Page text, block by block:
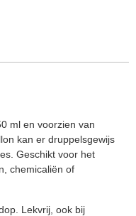
ml en voorzien van
kan er druppelsgewijs
Geschikt voor het
chemicaliën of
Lekvrij, ook bij